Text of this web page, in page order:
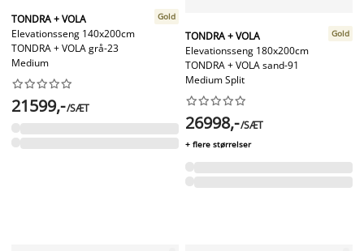
TONDRA + VOLA
Elevationsseng 140x200cm
TONDRA + VOLA grå-23
Medium
Gold






21599,-/SÆT
TONDRA + VOLA
Elevationsseng 180x200cm
TONDRA + VOLA sand-91
Medium Split
Gold






26998,-/SÆT
+ flere størrelser